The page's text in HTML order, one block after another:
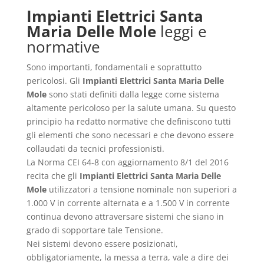
Impianti Elettrici Santa
Maria Delle Moleleggi e
normative
Sono importanti, fondamentali e soprattutto
pericolosi. Gli Impianti Elettrici Santa Maria Delle
Molesono stati definiti dalla legge come sistema
altamente pericoloso per la salute umana. Su questo
principio ha redatto normative che definiscono tutti
gli elementi che sono necessari e che devono essere
collaudati da tecnici professionisti.
La Norma CEI 64-8 con aggiornamento 8/1 del 2016
recita che gli Impianti Elettrici Santa Maria Delle
Moleutilizzatori a tensione nominale non superiori a
1.000 V in corrente alternata e a 1.500 V in corrente
continua devono attraversare sistemi che siano in
grado di sopportare tale Tensione.
Nei sistemi devono essere posizionati,
obbligatoriamente, la messa a terra, vale a dire dei